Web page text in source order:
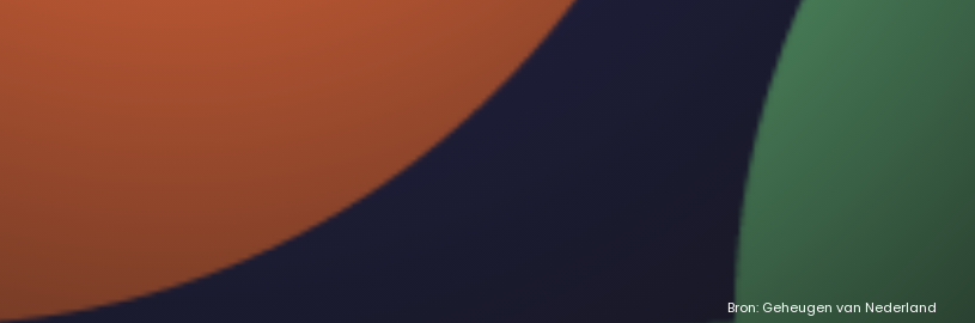
Bron: Geheugen van Nederland